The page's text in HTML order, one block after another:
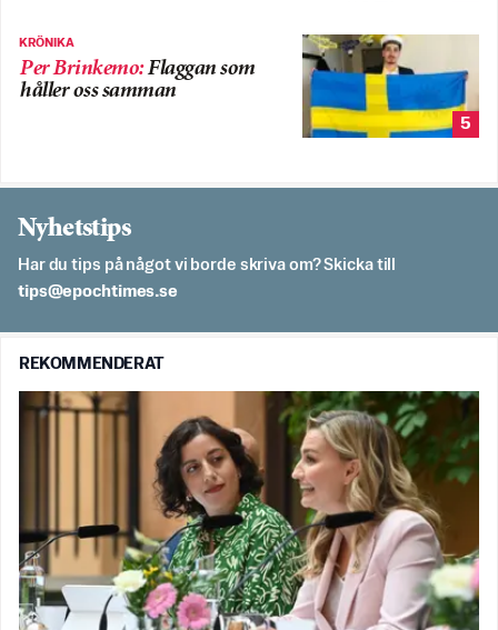
KRÖNIKA
Per Brinkemo:Flaggan som
håller oss samman
5
Nyhetstips
Har du tips på något vi borde skriva om? Skicka till
es.semithcope@spit
REKOMMENDERAT